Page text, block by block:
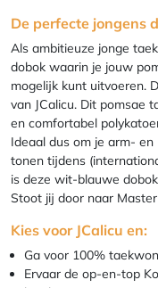
De perfecte jongens
Als ambitieuze jonge
dobok waarin je jouw
mogelijk kunt uitvoeren.
van JCalicu. Dit pomsae
en comfortabel
Ideaal dus om je arm-
tonen tijdens
is deze wit-blauwe
Stoot jij door naar
Kies voor JCalicu en:
Ga voor 100%
Ervaar de op-en-top